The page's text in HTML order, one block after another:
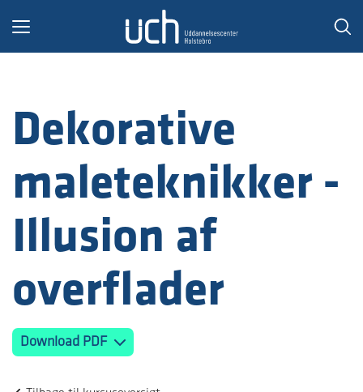
Toggle
Dekorative
maleteknikker -
Illusion af
overflader
Download PDF